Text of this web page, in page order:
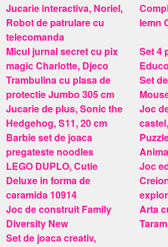
Jucarie interactiva, Noriel,
Robot de patrulare cu
telecomanda
lemn
Micul jurnal secret cu pix
magic Charlotte, Djeco
Set 4
Educo
Trambulina cu plasa de
protectie Jumbo 305 cm
Set
Jucarie de plus, Sonic the
Hedgehog, S11, 20 cm
Joc
Barbie set de joaca
pregateste noodles
LEGO DUPLO, Cutie
Deluxe in forma de
caramida 10914
Joc
Joc de construit Family
Diversity New
Arta
Set de joaca creativ,